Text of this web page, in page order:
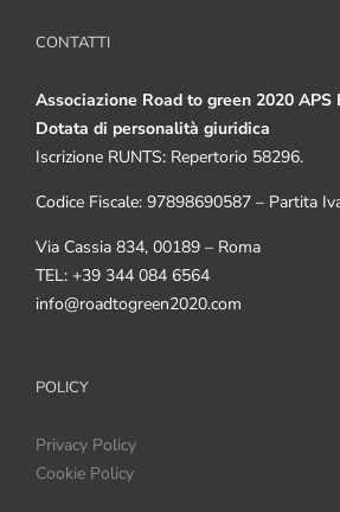
CONTATTI
Associazione Road to green 2020 APS
Dotata di personalità giuridica
Iscrizione RUNTS: Repertorio 58296.
Codice Fiscale: 97898690587 – Partita
Via Cassia 834, 00189 – Roma
TEL: +39 344 084 6564
info@roadtogreen2020.com
POLICY
Privacy Policy
Cookie Policy